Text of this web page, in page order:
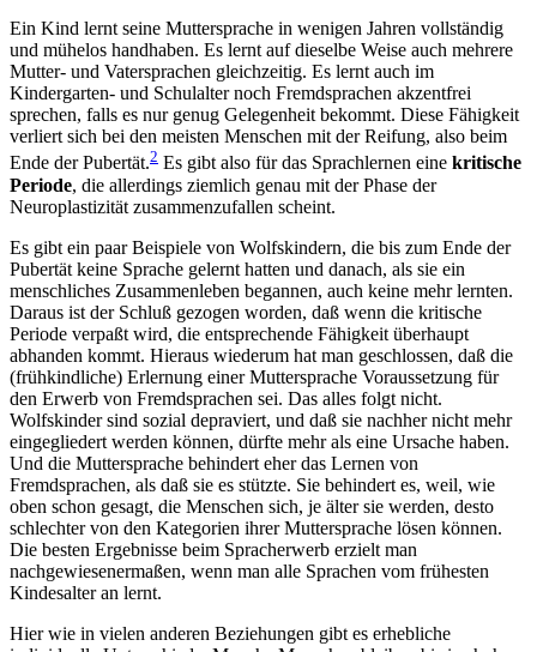
Ein Kind lernt seine Muttersprache in wenigen Jahren vollständig
und mühelos handhaben. Es lernt auf dieselbe Weise auch mehrere
Mutter- und Vatersprachen gleichzeitig. Es lernt auch im
Kindergarten- und Schulalter noch Fremdsprachen akzentfrei
sprechen, falls es nur genug Gelegenheit bekommt. Diese Fähigkeit
verliert sich bei den meisten Menschen mit der Reifung, also beim
Ende der Pubertät.2 Es gibt also für das Sprachlernen eine kritische
Periode, die allerdings ziemlich genau mit der Phase der
Neuroplastizität zusammenzufallen scheint.
Es gibt ein paar Beispiele von Wolfskindern, die bis zum Ende der
Pubertät keine Sprache gelernt hatten und danach, als sie ein
menschliches Zusammenleben begannen, auch keine mehr lernten.
Daraus ist der Schluß gezogen worden, daß wenn die kritische
Periode verpaßt wird, die entsprechende Fähigkeit überhaupt
abhanden kommt. Hieraus wiederum hat man geschlossen, daß die
(frühkindliche) Erlernung einer Muttersprache Voraussetzung für
den Erwerb von Fremdsprachen sei. Das alles folgt nicht.
Wolfskinder sind sozial depraviert, und daß sie nachher nicht mehr
eingegliedert werden können, dürfte mehr als eine Ursache haben.
Und die Muttersprache behindert eher das Lernen von
Fremdsprachen, als daß sie es stützte. Sie behindert es, weil, wie
oben schon gesagt, die Menschen sich, je älter sie werden, desto
schlechter von den Kategorien ihrer Muttersprache lösen können.
Die besten Ergebnisse beim Spracherwerb erzielt man
nachgewiesenermaßen, wenn man alle Sprachen vom frühesten
Kindesalter an lernt.
Hier wie in vielen anderen Beziehungen gibt es erhebliche